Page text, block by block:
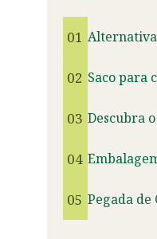
01 Alternativa
02 Saco para
03 Descubra
04
05 Pegada de